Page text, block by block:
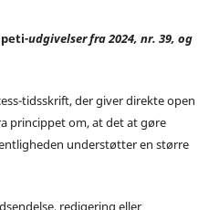
-udgivelser fra 2024, nr. 39, og
tidsskrift, der giver direkte open
princippet om, at det at gøre
understøtter en større
redigering eller